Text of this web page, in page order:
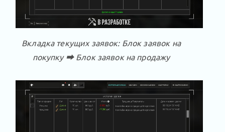
Вкладка текущих заявок: Блок заявок на
покупку ⮕ Блок заявок на продажу